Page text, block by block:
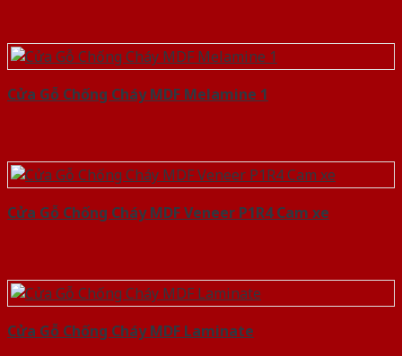
Cửa Gỗ Chống Cháy MDF Melamine 1
Cửa Gỗ Chống Cháy MDF Veneer P1R4 Cam xe
Cửa Gỗ Chống Cháy MDF Laminate